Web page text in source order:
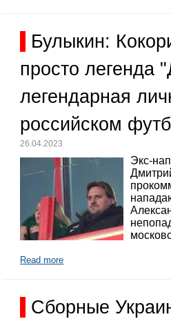
Булыкин:
просто легенда
легендарная
российском
26.04.2023
Экс-
Read more
Сборные